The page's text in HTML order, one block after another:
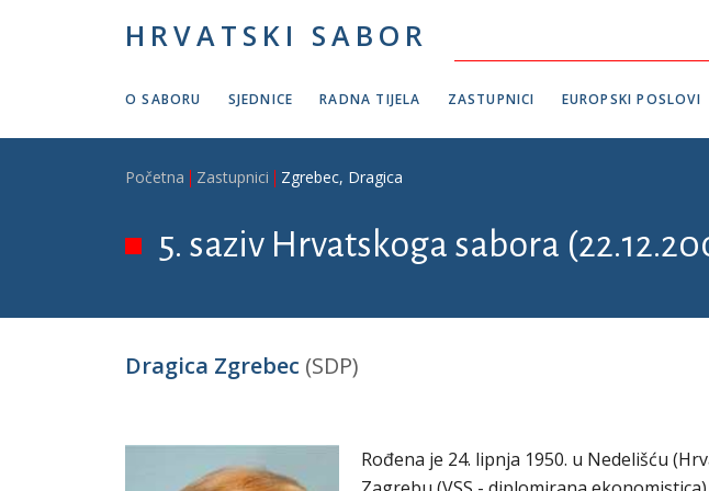
HRVATSKI SABOR
O SABORU SJEDNICE RADNA TIJELA ZASTUPNICI EUROPSKI POSLOVI
Breadcrumb
Početna Zastupnici Zgrebec, Dragica
5. saziv Hrvatskoga sabora
Dragica Zgrebec (SDP)
Rođena je 24. lipnja 1950. u Nedelišću